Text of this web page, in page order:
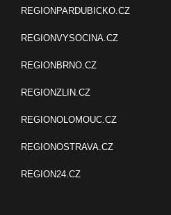
REGIONPARDUBICKO.CZ
REGIONVYSOCINA.CZ
REGIONBRNO.CZ
REGIONZLIN.CZ
REGIONOLOMOUC.CZ
REGIONOSTRAVA.CZ
REGION24.CZ